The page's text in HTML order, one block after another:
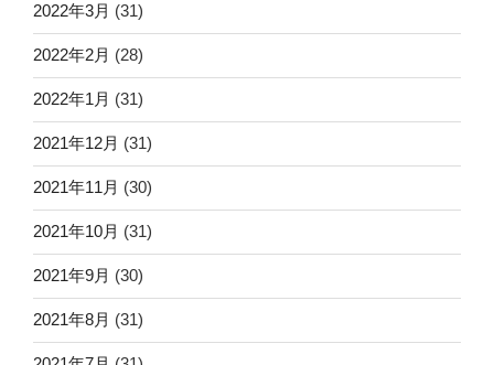
2022年3月 (31)
2022年2月 (28)
2022年1月 (31)
2021年12月 (31)
2021年11月 (30)
2021年10月 (31)
2021年9月 (30)
2021年8月 (31)